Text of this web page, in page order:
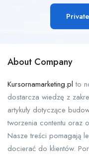
About Company
Kursornamarketing.pl to
dostarcza wiedzę z
artykuły dotyczące
tworzenia contentu oraz
Nasze treści pomagają
docierać do klientów.